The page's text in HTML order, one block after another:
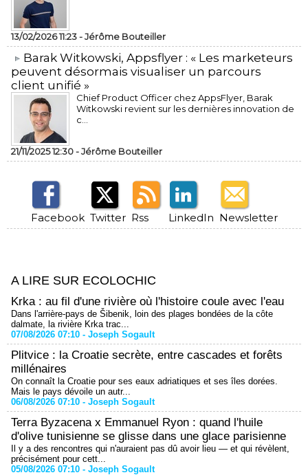
13/02/2026 11:23 -Jérôme Bouteiller
​Barak Witkowski, Appsflyer : « Les marketeurs
peuvent désormais visualiser un parcours
client unifié »
Chief Product Officer chez AppsFlyer, ​Barak
Witkowski revient sur les dernières innovation de
c...
21/11/2025 12:30 -Jérôme Bouteiller
Facebook Twitter Rss LinkedIn Newsletter
A LIRE SUR ECOLOCHIC
Krka : au fil d'une rivière où l'histoire coule avec l'eau
Dans l'arrière-pays de Šibenik, loin des plages bondées de la côte
dalmate, la rivière Krka trac...
07/08/2026 07:10 - Joseph Sogault
Plitvice : la Croatie secrète, entre cascades et forêts
millénaires
On connaît la Croatie pour ses eaux adriatiques et ses îles dorées.
Mais le pays dévoile un autr...
06/08/2026 07:10 - Joseph Sogault
Terra Byzacena x Emmanuel Ryon : quand l'huile
d'olive tunisienne se glisse dans une glace parisienne
Il y a des rencontres qui n'auraient pas dû avoir lieu — et qui révèlent,
précisément pour cett...
05/08/2026 07:10 - Joseph Sogault